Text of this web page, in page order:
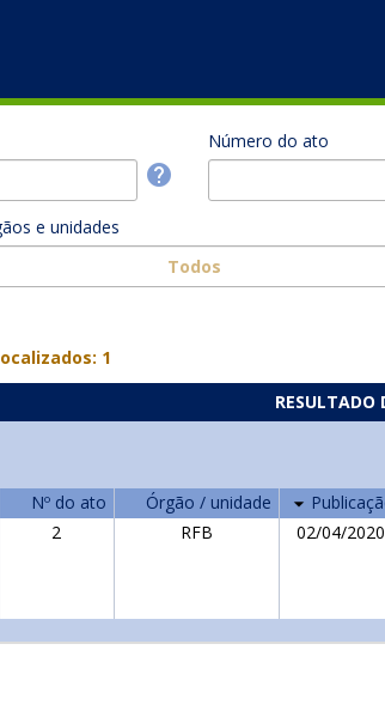
Número do ato
e unidades
Todos
1
RESULTADO
Nº do ato Órgão / unidade
2 RFB 02/04/2020